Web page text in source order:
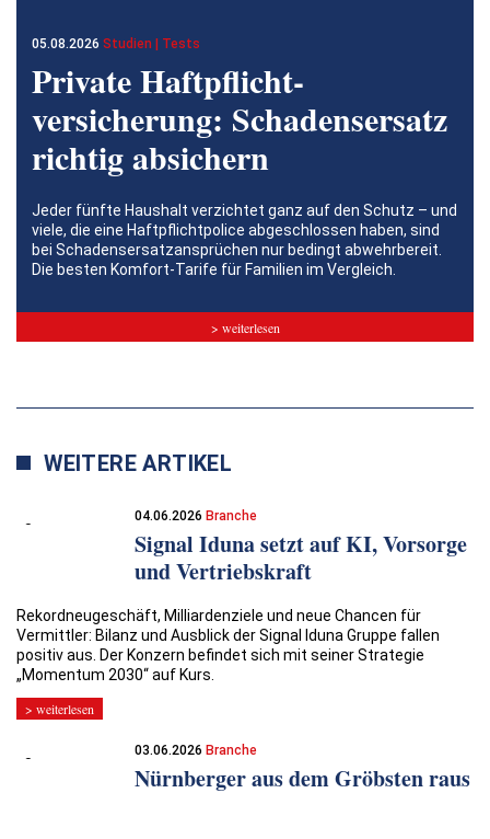
05.08.2026 Studien | Tests
Private Haftpflicht­
versicherung: Schadensersatz
richtig absichern
Jeder fünfte Haushalt verzichtet ganz auf den Schutz – und
viele, die eine Haftpflichtpolice abgeschlossen haben, sind
bei Schadensersatzansprüchen nur bedingt abwehrbereit.
Die besten Komfort-Tarife für Familien im Vergleich.
> weiterlesen
WEITERE ARTIKEL
04.06.2026Branche
Signal Iduna setzt auf KI, Vorsorge
und Vertriebskraft
Rekordneugeschäft, Milliardenziele und neue Chancen für
Vermittler: Bilanz und Ausblick der Signal Iduna Gruppe fallen
positiv aus. Der Konzern befindet sich mit seiner Strategie
„Momentum 2030“ auf Kurs.
> weiterlesen
03.06.2026 Branche
Nürnberger aus dem Gröbsten raus